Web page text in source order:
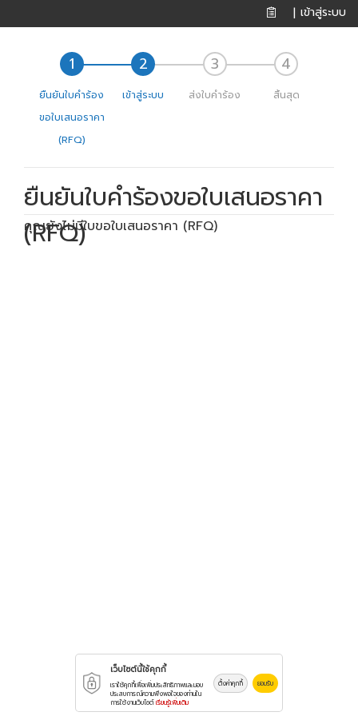
| เข้าสู่ระบบ
ยืนยันใบคำร้อง
ขอใบเสนอราคา
(RFQ)
เข้าสู่ระบบ ส่งใบคำร้อง สิ้นสุด
ยืนยันใบคำร้องขอใบเสนอราคา
(RFQ)
คุณยังไม่มีใบขอใบเสนอราคา (RFQ)
เว็บไซต์นี้ใช้คุกกี้
เราใช้คุกกี้เพื่อเพิ่มประสิทธิภาพและมอบ
ประสบการณ์ความพึงพอใจของท่านใน
การใช้งานเว็บไซต์เรียนรู้เพิ่มเติม
ตั้งค่าคุกกี้ ยอมรับ